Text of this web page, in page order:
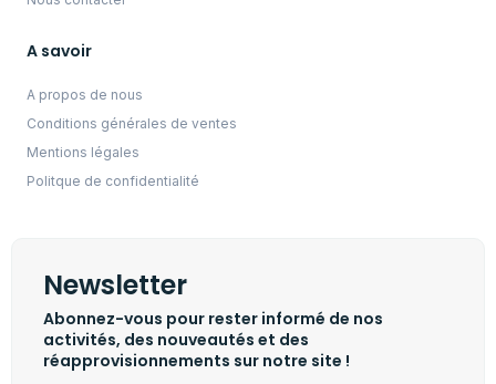
A savoir
A propos de nous
Conditions générales de ventes
Mentions légales
Politque de confidentialité
Newsletter
Abonnez-vous pour rester informé de nos
activités, des nouveautés et des
réapprovisionnements sur notre site !